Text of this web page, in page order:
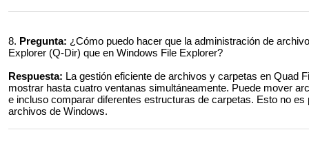
8. Pregunta: ¿Cómo puedo hacer que la administración de
Explorer (Q-Dir) que en Windows File Explorer?
Respuesta: La gestión eficiente de archivos y carpetas en Quad
mostrar hasta cuatro ventanas simultáneamente. Puede mover
e incluso comparar diferentes estructuras de carpetas. Esto no
archivos de Windows.